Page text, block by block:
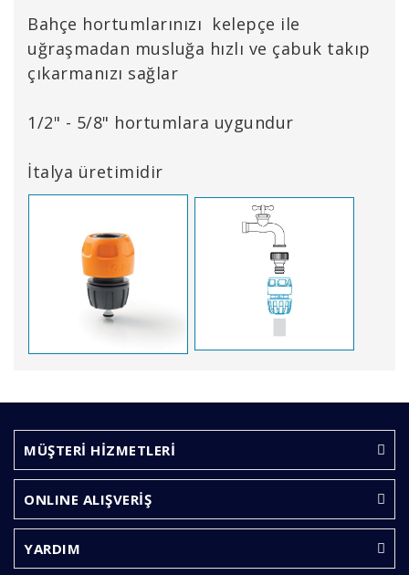
Bahçe hortumlarınızı kelepçe ile
uğraşmadan musluğa hızlı ve çabuk takıp
çıkarmanızı sağlar
1/2" - 5/8" hortumlara uygundur
İtalya üretimidir
Yorum Yaz
Görüş ve önerileriniz için teşekkür ederiz.
Ürün resmi kalitesiz, bozuk veya görüntülenemiyor.
Ürün açıklamasında eksik bilgiler bulunuyor.
Ürün fiyatı diğer sitelerden daha pahalı.
MÜŞTERİ HİZMETLERİ
ONLINE ALIŞVERİŞ
YARDIM